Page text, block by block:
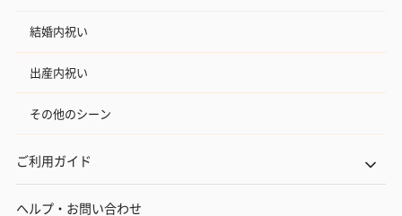
結婚内祝い
出産内祝い
その他のシーン
ご利用ガイド
ヘルプ・お問い合わせ